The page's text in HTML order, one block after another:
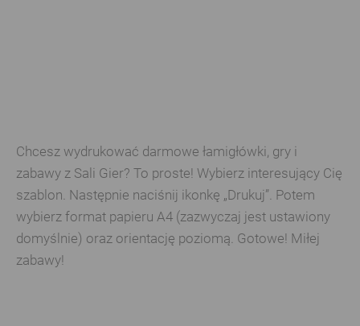
Chcesz wydrukować darmowe łamigłówki, gry i
zabawy z Sali Gier? To proste! Wybierz interesujący Cię
szablon. Następnie naciśnij ikonkę „Drukuj”. Potem
wybierz format papieru A4 (zazwyczaj jest ustawiony
domyślnie) oraz orientację poziomą. Gotowe! Miłej
zabawy!